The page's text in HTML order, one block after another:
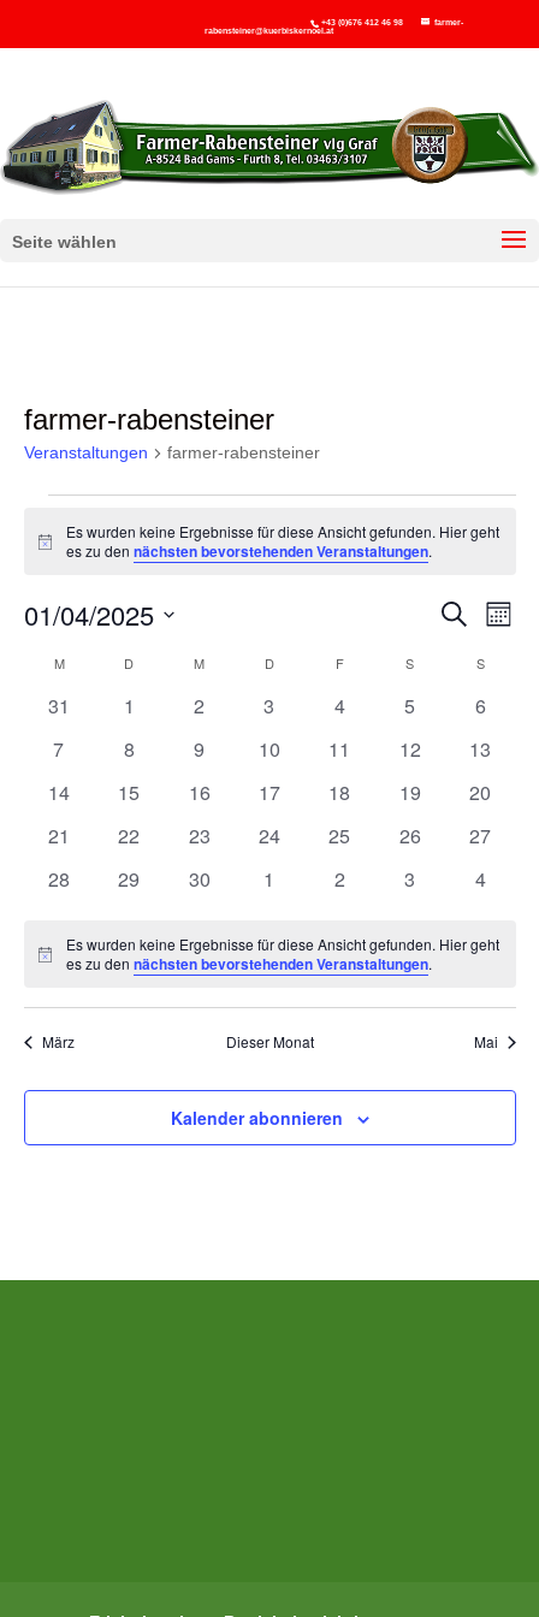
+43 (0)676 412 46 98
farmer-
rabensteiner@kuerbiskernoel.at
Seite wählen
farmer-rabensteiner
Veranstaltungen farmer-rabensteiner
Veranstaltungen
Hinweis
Es wurden keine Ergebnisse für diese Ansicht gefunden. Hier geht
es zu dennächsten bevorstehenden Veranstaltungen.
und
Suche
Monat
01/04/2025
Kalender
von
Veranstaltungen
MMONTAG D DIENSTAGM MITTWOCH
DDONNERSTAG
FFREITAG S SAMSTAGS
0
31
0
1
0
2
0
3
0
4
0
5
0
6
0
7
0
8
0
9
0
10
0
11
0
12
0
13
0
14
0
15
0
16
0
17
0
18
0
19
0
20
0
21
0
22
0
23
0
24
0
25
0
26
0
27
0
28
0
29
0
30
0
1
0
2
0
3
0
4
Hinweis
Es wurden keine Ergebnisse für diese Ansicht gefunden. Hier geht
es zu dennächsten bevorstehenden Veranstaltungen.
März Dieser Monat Mai
Kalender abonnieren